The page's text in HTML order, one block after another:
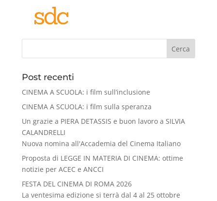
Cerca
Post recenti
CINEMA A SCUOLA: i film sull’inclusione
CINEMA A SCUOLA: i film sulla speranza
Un grazie a PIERA DETASSIS e buon lavoro a SILVIA
CALANDRELLI
Nuova nomina all'Accademia del Cinema Italiano
Proposta di LEGGE IN MATERIA DI CINEMA: ottime
notizie per ACEC e ANCCI
FESTA DEL CINEMA DI ROMA 2026
La ventesima edizione si terrà dal 4 al 25 ottobre